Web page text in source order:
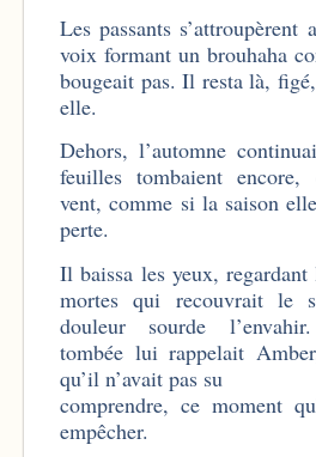
Les passants s’attroupèrent
voix formant un brouhaha
bougeait pas. Il resta là,
elle.
Dehors, l’automne
feuilles tombaient
vent, comme si la saison
perte.
Il baissa les yeux,
mortes qui recouvrait le
douleur sourde
tombée lui rappelait
qu’il n’avait pas su
comprendre, ce moment
empêcher.